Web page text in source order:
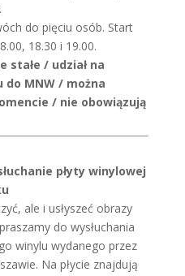
do pięciu osób. Start
18.30 i 19.00.
stałe / udział na
MNW / można
/ nie obowiązują
płyty winylowej
ale i usłyszeć obrazy
do wysłuchania
winylu wydanego przez
Na płycie znajdują